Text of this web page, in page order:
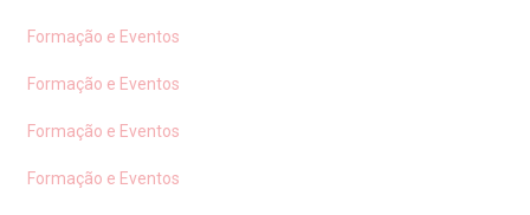
Formação e Eventos
Formação e Eventos
Formação e Eventos
Formação e Eventos